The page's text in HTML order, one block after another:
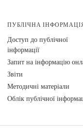
ПУБЛІЧНА
Доступ до публічної
інформації
Запит на інформацію
Звіти
Методичні матеріали
Облік публічної